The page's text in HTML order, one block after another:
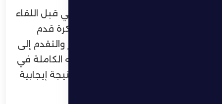
وأكد بتروفيتش في تصريحه الإعلامي قبل اللقاء
أن الهدف الثابت للفريق هو تقديم كرة قدم
هجومية وواقعية تقوده نحو الفوز والتقدم إلى
أبعد مدى في البطولة، مجددا ثقته الكاملة في
قدرات لاعبيه وإمكاناتهم لتحقيق نتيجة إيجابية